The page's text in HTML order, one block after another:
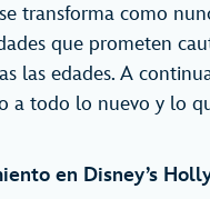
transforma como
que prometen
las edades. A
a todo lo nuevo y lo
en Disney’s